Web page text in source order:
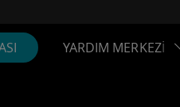
YARDIM MERKEZİ